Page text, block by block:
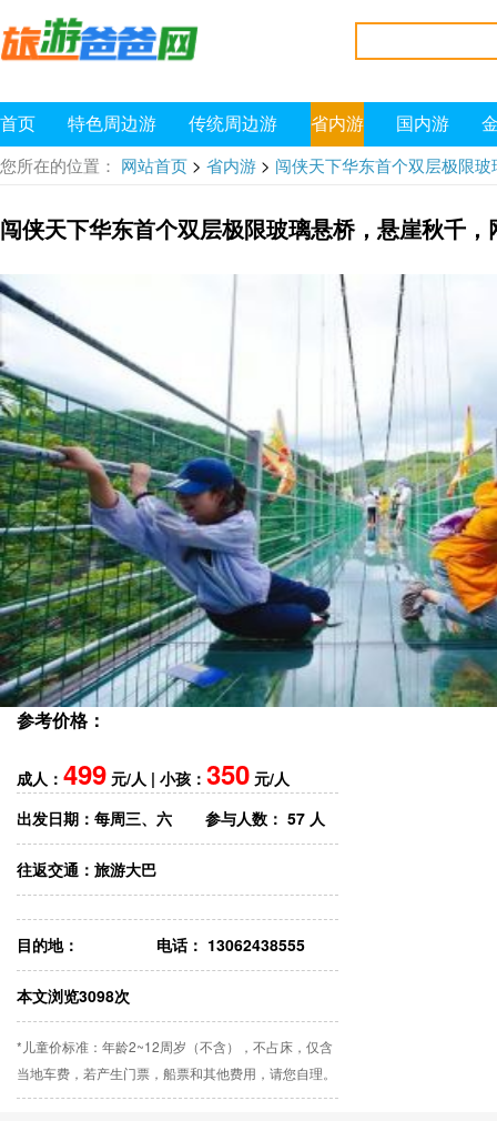
首页 特色周边游 传统周边游 省内游 国内游
您所在的位置： 网站首页 > 省内游 > 闯侠天下华东首个双层极限
闯侠天下华东首个双层极限玻璃悬桥，悬崖秋千
参考价格：
成人： 499 元/人 | 小孩： 350 元/人
出发日期： 每周三、六 参与人数： 57 人
往返交通： 旅游大巴
目的地： 电话： 13062438555
本文浏览3098次
*儿童价标准：年龄2~12周岁（不含），不占床，仅含
当地车费，若产生门票，船票和其他费用，请您自理。